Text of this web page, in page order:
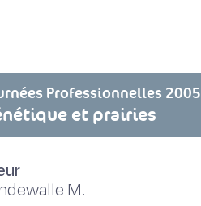
Professionnelles 2005
et prairies
M.